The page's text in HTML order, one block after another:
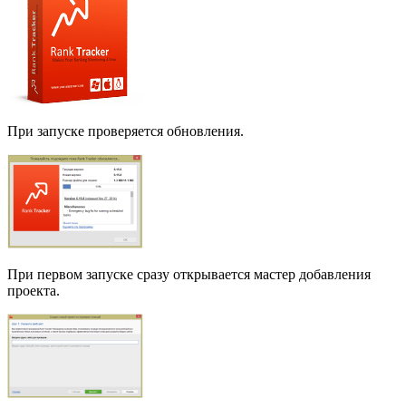
При запуске проверяется обновления.
При первом запуске сразу открывается мастер добавления
проекта.